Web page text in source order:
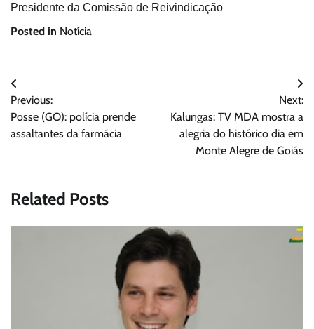
Presidente da Comissão de Reivindicação
Posted in Notícia
Navegação
de
Post
Previous:
Posse (GO): polícia prende
assaltantes da farmácia
Next:
Kalungas: TV MDA mostra a
alegria do histórico dia em
Monte Alegre de Goiás
Related Posts